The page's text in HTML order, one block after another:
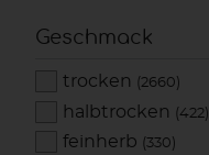
Geschmack
trocken (2660)
halbtrocken (422)
feinherb (330)